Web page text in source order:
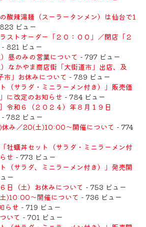
酸辣湯麺（スーラータンメン）は仙台で1
ビュー
ストオーダー「２０：００」／閉店「２
- 821 ビュー
昼のみの営業について - 797 ビュー
なかやま商店街「大街道市」出店、及
市」お休みについて - 789 ビュー
（サラダ・ミニラーメン付き）」販売価
に改定のお知らせ - 784 ビュー
令和６（２０２４）年８月１９日
- 782 ビュー
休み／20(土)10:00～開催について - 774
牡蠣丼セット（サラダ・ミニラーメン付
せ - 773 ビュー
（サラダ、ミニラーメン付き）」発売開
ー
日（土）お休みについて - 753 ビュー
)10:00～開催について - 736 ビュー
らせ - 719 ビュー
いて - 701 ビュー